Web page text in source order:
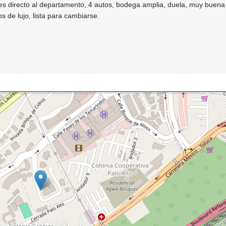
directo al departamento, 4 autos, bodega amplia, duela, muy buena
de lujo, lista para cambiarse.